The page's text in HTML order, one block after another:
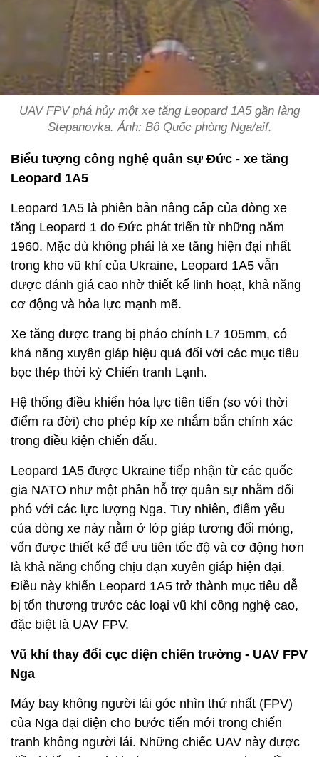
UAV FPV phá hủy một xe tăng Leopard 1A5 gần làng
Stepanovka. Ảnh: Bộ Quốc phòng Nga/aif.
Biểu tượng công nghệ quân sự Đức - xe tăng
Leopard 1A5
Leopard 1A5 là phiên bản nâng cấp của dòng xe
tăng Leopard 1 do Đức phát triển từ những năm
1960. Mặc dù không phải là xe tăng hiện đại nhất
trong kho vũ khí của Ukraine, Leopard 1A5 vẫn
được đánh giá cao nhờ thiết kế linh hoạt, khả năng
cơ động và hỏa lực mạnh mẽ.
Xe tăng được trang bị pháo chính L7 105mm, có
khả năng xuyên giáp hiệu quả đối với các mục tiêu
bọc thép thời kỳ Chiến tranh Lạnh.
Hệ thống điều khiển hỏa lực tiên tiến (so với thời
điểm ra đời) cho phép kíp xe nhắm bắn chính xác
trong điều kiện chiến đấu.
Leopard 1A5 được Ukraine tiếp nhận từ các quốc
gia NATO như một phần hỗ trợ quân sự nhằm đối
phó với các lực lượng Nga. Tuy nhiên, điểm yếu
của dòng xe này nằm ở lớp giáp tương đối mỏng,
vốn được thiết kế để ưu tiên tốc độ và cơ động hơn
là khả năng chống chịu đạn xuyên giáp hiện đại.
Điều này khiến Leopard 1A5 trở thành mục tiêu dễ
bị tổn thương trước các loại vũ khí công nghệ cao,
đặc biệt là UAV FPV.
Vũ khí thay đổi cục diện chiến trường - UAV FPV
Nga
Máy bay không người lái góc nhìn thứ nhất (FPV)
của Nga đại diện cho bước tiến mới trong chiến
tranh không người lái. Những chiếc UAV này được